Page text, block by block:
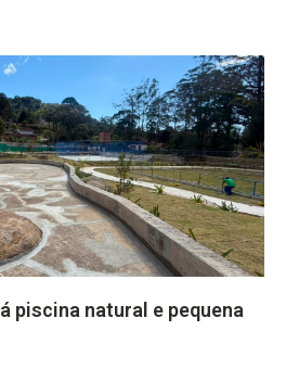
piscina natural e pequena